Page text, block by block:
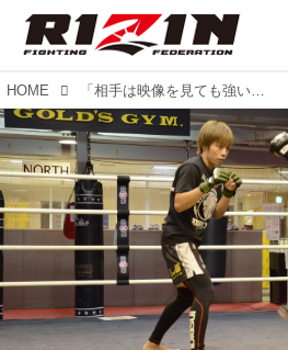
HOME 「相手は映像を見ても強い選手、全然油断はしていない」GOOD SPEED presents RIZIN.18 に出場する浜崎朱加が練習を公開！